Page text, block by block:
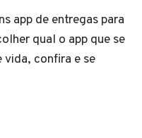
app de entregas para
qual o app que se
vida, confira e se